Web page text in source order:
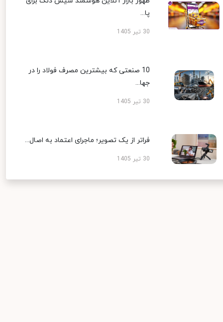
پا...
30 تیر 1405
10 صنعتی که بیشترین مصرف فولاد را در
جها...
30 تیر 1405
فراتر از یک تصویر؛ ماجرای اعتماد به اصال...
30 تیر 1405